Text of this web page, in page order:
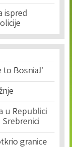
ispred
to Bosnia!'
u Republici
granice